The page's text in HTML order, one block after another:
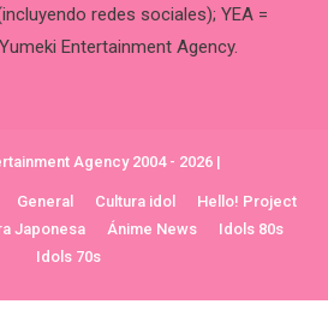
redes sociales); YEA =
Entertainment Agency.
Agency 2004 - 2026 |
General Cultura idol
Hello! Project
Japonesa Ánime News
Idols 80s
Idols 70s